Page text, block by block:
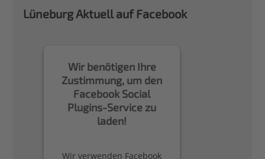
Lüneburg Aktuell auf Facebook
Wir benötigen Ihre
Zustimmung, um den
Facebook Social
Plugins-Service zu
laden!
Wir verwenden Facebook